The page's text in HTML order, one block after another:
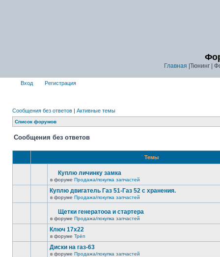
Главная |Тюнинг |
Вход Регистрация
Сообщения без ответов | Активные темы
Список форумов
Сообщения без ответов
Темы
Куплю личинку замка
в форуме Продажа/покупка запчастей
Куплю двигатель Газ 51-Газ 52 с хранения.
в форуме Продажа/покупка запчастей
Щетки генератооа и стартера
в форуме Продажа/покупка запчастей
Ключ 17х22
в форуме Трёп
Диски на газ-63
в форуме Продажа/покупка запчастей